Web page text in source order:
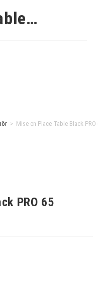
> Mise en Place Table Black PRO
PRO 65